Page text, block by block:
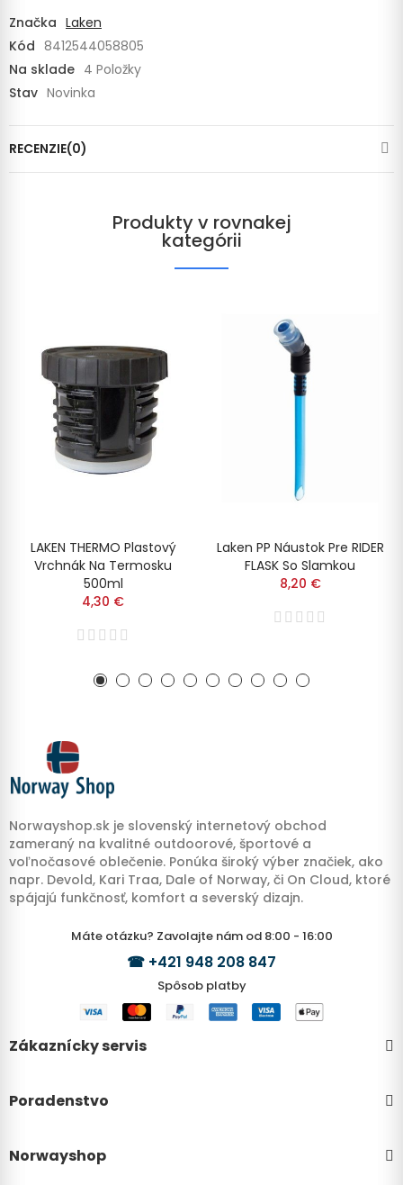
Značka Laken
Kód 8412544058805
Na sklade 4 Položky
Stav Novinka
RECENZIE(0)
Produkty v rovnakej
kategórii
LAKEN THERMO Plastový
Vrchnák Na Termosku
500ml
4,30 €
Laken PP Náustok Pre RIDER
FLASK So Slamkou
8,20 €
Norwayshop.sk je slovenský internetový obchod
zameraný na kvalitné outdoorové, športové a
voľnočasové oblečenie. Ponúka široký výber značiek, ako
napr. Devold, Kari Traa, Dale of Norway, či On Cloud, ktoré
spájajú funkčnosť, komfort a severský dizajn.
Máte otázku? Zavolajte nám od 8:00 - 16:00
☎ +421 948 208 847
Spôsob platby
Zákaznícky servis
Poradenstvo
Norwayshop